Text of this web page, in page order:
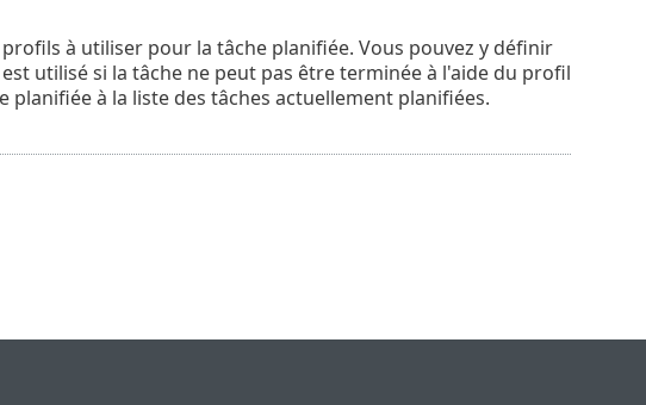
à utiliser pour la tâche planifiée. Vous pouvez y définir
utilisé si la tâche ne peut pas être terminée à l'aide du profil
à la liste des tâches actuellement planifiées.